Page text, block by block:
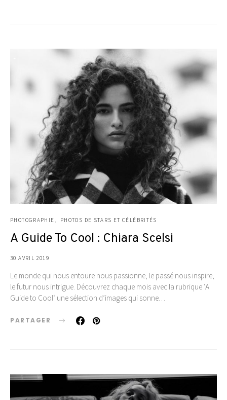
PHOTOGRAPHIE PHOTOS DE STARS ET CÉLÉBRITÉS
A Guide To Cool : Chiara Scelsi
30 AVRIL 2019
Le monde qui nous entoure nous passionne, le passé nous inspire,
le futur nous intrigue. Découvrez chaque mois avec la rubrique ‘A
Guide to Cool‘ une sélection d’images qui sonne…
PARTAGER